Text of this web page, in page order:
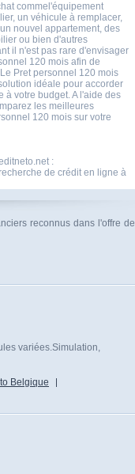
commel'équipement
un véhicule à remplacer,
nouvel appartement, des
ou bien d'autres
il n'est pas rare d'envisager
120 mois afin de
Pret personnel 120 mois
idéale pour accorder
à votre budget. A l'aide des
les meilleures
120 mois sur votre
:
de crédit en ligne à
reconnus dans l'offre de
variées.Simulation,
Belgique